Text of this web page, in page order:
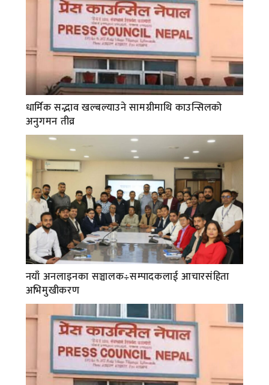
धार्मिक सद्भाव खल्बल्याउने सामग्रीमाथि काउन्सिलको
अनुगमन तीव्र
नयाँ अनलाइनका सञ्चालक÷सम्पादकलाई आचारसंहिता
अभिमुखीकरण